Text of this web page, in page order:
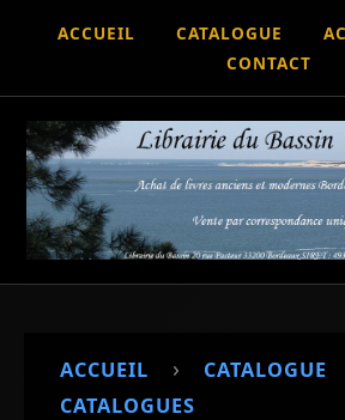
ACCUEIL CATALOGUE
CONTACT
ACCUEIL › CATALOGUE
CATALOGUES